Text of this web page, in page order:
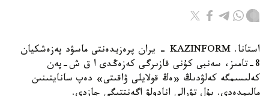
استانا. KAZINFORM - يران پرەزيدەنتى ماسۋد پەزەشكيان
8-تامىز، سەنبى كۇنى قازىرگى كەزەڭدى ا ق ش-پەن
كەلىسىمگە كەلۋدىڭ «ەڭ قولايلى ۋاقىتى» دەپ سانايتىنىن